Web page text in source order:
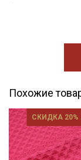
Похожие
СКИДКА